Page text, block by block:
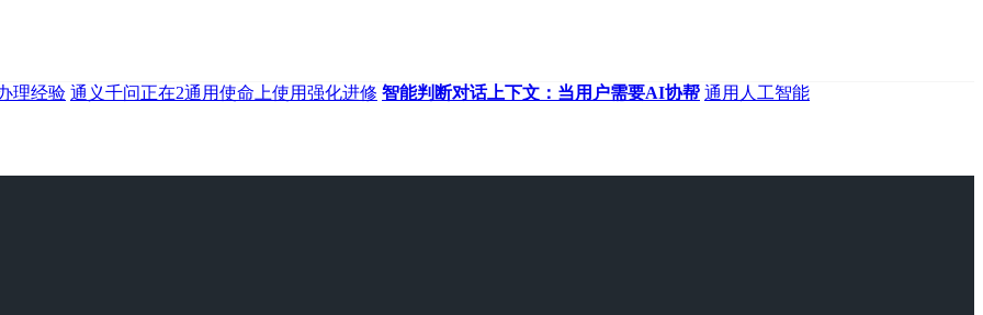
理经验 通义千问正在2通用使命上使用强化进修 智能判断对话上下文：当用户需要AI协帮 通用人工智能